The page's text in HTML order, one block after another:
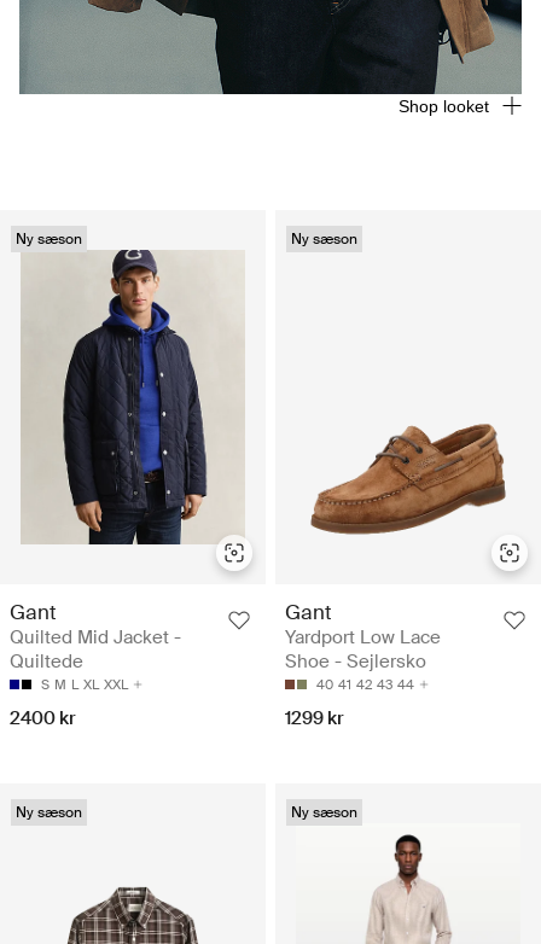
Ny sæson
Gant
Quilted Mid Jacket -
Quiltede
S M L XL XXL
2400 kr
Ny sæson
Gant
Yardport Low Lace
Shoe - Sejlersko
40 41 42 43 44
1299 kr
Ny sæson Ny sæson
Shop looket